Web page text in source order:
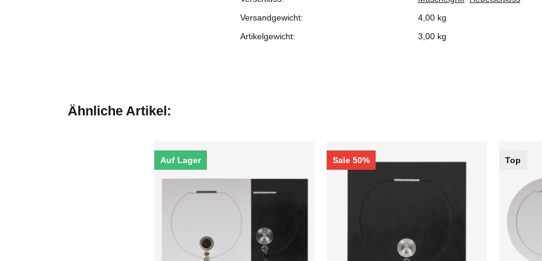
Versandgewicht:
4,00 kg
Artikelgewicht:
3,00 kg
Ähnliche Artikel:
Auf Lager Sale 50% Top